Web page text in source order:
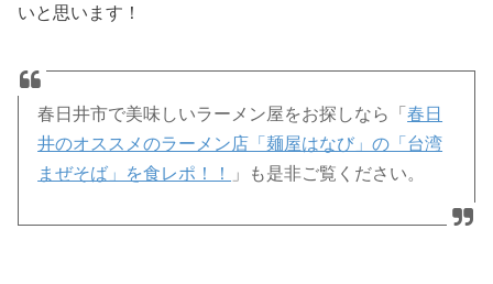
いと思います！
春日井市で美味しいラーメン屋をお探しなら「春日
井のオススメのラーメン店「麺屋はなび」の「台湾
まぜそば」を食レポ！！
」も是非ご覧ください。